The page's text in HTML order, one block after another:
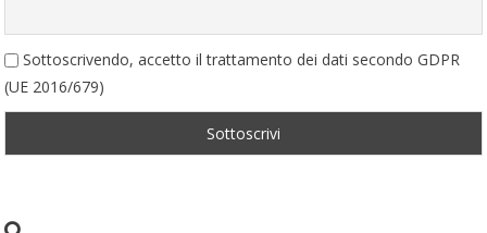
Sottoscrivendo, accetto il trattamento dei dati secondo GDPR
(UE 2016/679)